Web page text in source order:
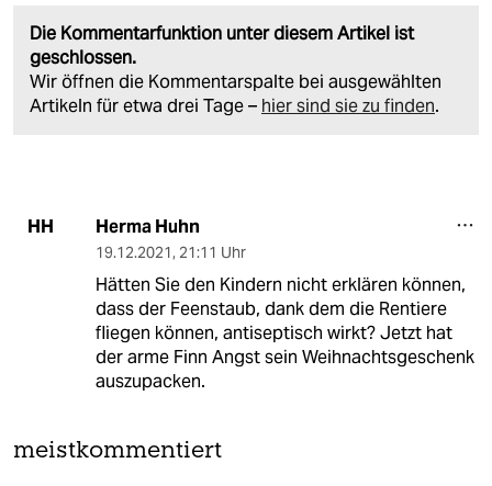
Die Kommentarfunktion unter diesem Artikel ist
geschlossen.
Wir öffnen die Kommentarspalte bei ausgewählten
Artikeln für etwa drei Tage – hier sind sie zu finden.
HH Herma Huhn
19.12.2021, 21:11 Uhr
Hätten Sie den Kindern nicht erklären können,
dass der Feenstaub, dank dem die Rentiere
fliegen können, antiseptisch wirkt? Jetzt hat
der arme Finn Angst sein Weihnachtsgeschenk
auszupacken.
meistkommentiert